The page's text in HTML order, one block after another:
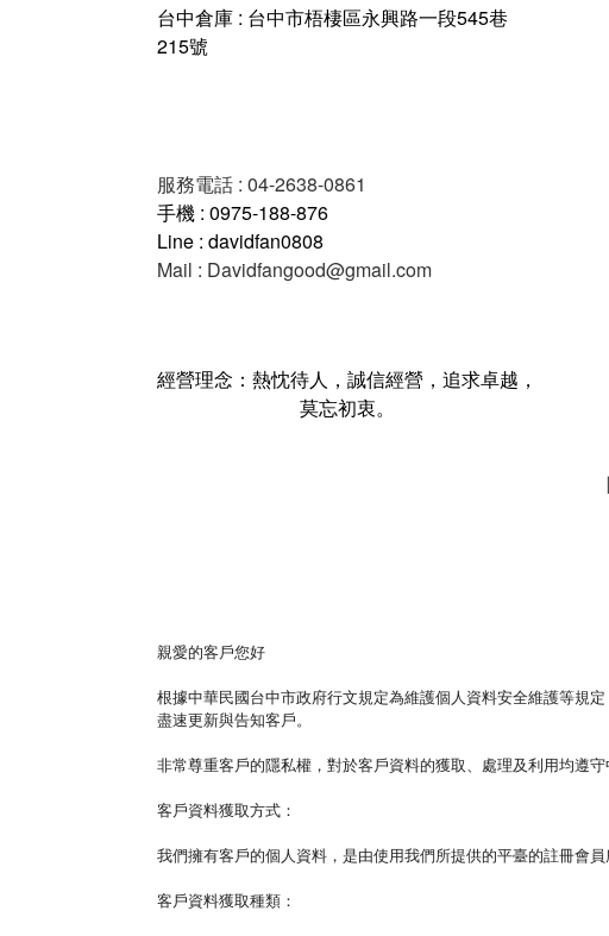
台中倉庫 : 台中市梧棲區永興路一段545巷
215號
服務電話 : 04-2638-0861
手機 : 0975-188-876
Line : davidfan0808
Mail : Davidfangood@gmail.com
經營理念：熱忱待人，誠信經營，追求卓越，
莫忘初衷。
親愛的客戶您好
根據中華民國台中市政府行文規定為維護個人資料安全維護等規
盡速更新與告知客戶。
非常尊重客戶的隱私權，對於客戶資料的獲取、處理及利用均遵
客戶資料獲取方式：
我們擁有客戶的個人資料，是由使用我們所提供的平臺的註冊會
客戶資料獲取種類：